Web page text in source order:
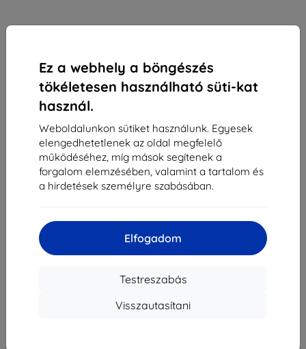
Ez a webhely a böngészés
tökéletesen használható süti-kat
használ.
Weboldalunkon sütiket használunk. Egyesek
elengedhetetlenek az oldal megfelelő
működéséhez, míg mások segítenek a
forgalom elemzésében, valamint a tartalom és
a hirdetések személyre szabásában.
Elfogadom
Testreszabás
Visszautasítani
Shield-Sk s.r.o.
Rudolf Mocka utca 3750/2A
841 04 Bratislava
Cégjegyzékszám:46701494
ÁFA-azonosító:SK2023549671
info@top4mobile.eu